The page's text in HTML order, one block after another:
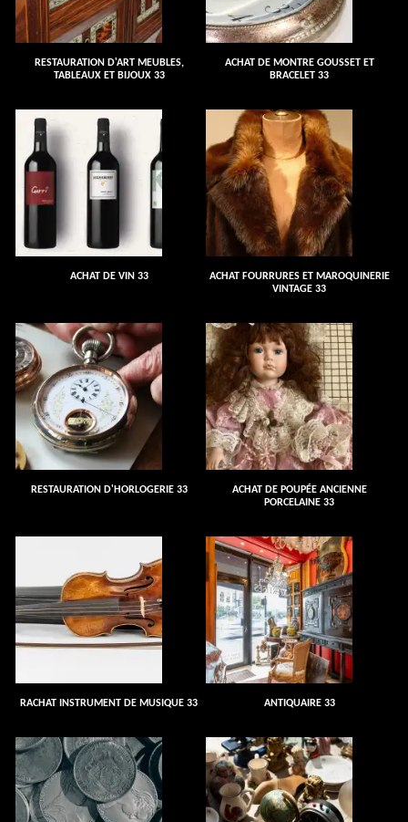
RESTAURATION D'ART MEUBLES,
TABLEAUX ET BIJOUX 33
ACHAT DE MONTRE GOUSSET ET
BRACELET 33
ACHAT DE VIN 33
ACHAT FOURRURES ET MAROQUINERIE
VINTAGE 33
RESTAURATION D'HORLOGERIE 33
ACHAT DE POUPÉE ANCIENNE
PORCELAINE 33
RACHAT INSTRUMENT DE MUSIQUE 33 ANTIQUAIRE 33